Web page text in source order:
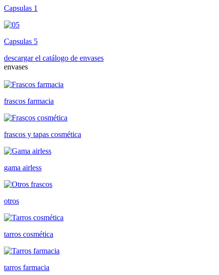
Capsulas 1
Capsulas 5
descargar el catálogo de envases
envases
frascos farmacia
frascos y tapas cosmética
gama airless
otros
tarros cosmética
tarros farmacia